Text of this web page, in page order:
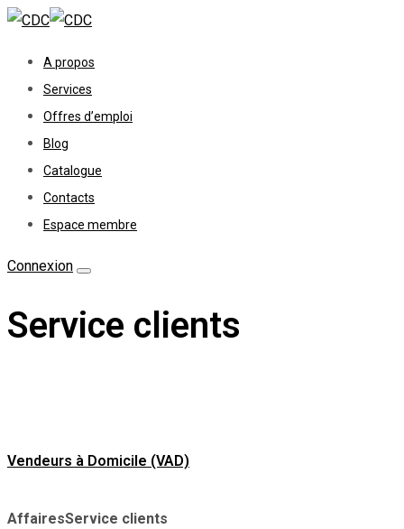
A propos
Services
Offres d’emploi
Blog
Catalogue
Contacts
Espace membre
Connexion
Service clients
Vendeurs à Domicile (VAD)
AffairesService clients